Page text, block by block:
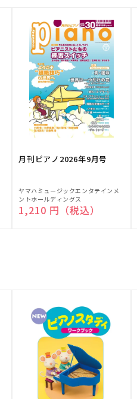
月刊ピアノ2026年9月号
販
売
元:
ヤマハミュージックエンタテインメ
ントホールディングス
通常価格
1,210 円（税込）